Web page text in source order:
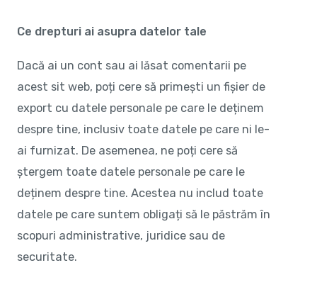
Ce drepturi ai asupra datelor tale
Dacă ai un cont sau ai lăsat comentarii pe
acest sit web, poți cere să primești un fișier de
export cu datele personale pe care le deținem
despre tine, inclusiv toate datele pe care ni le-
ai furnizat. De asemenea, ne poți cere să
ștergem toate datele personale pe care le
deținem despre tine. Acestea nu includ toate
datele pe care suntem obligați să le păstrăm în
scopuri administrative, juridice sau de
securitate.